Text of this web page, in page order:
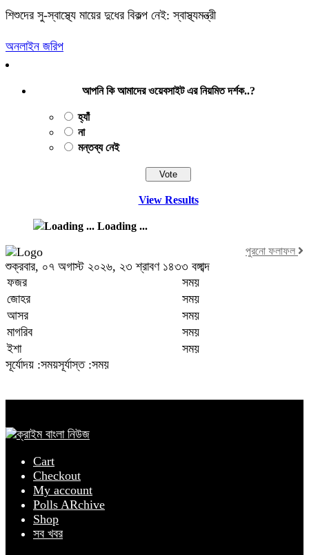
শিশুদের সু-স্বাস্থ্যে মায়ের দুধের বিকল্প নেই: স্বাস্থ্যমন্ত্রী
অনলাইন জরিপ
আপনি কি আমাদের ওয়েবসাইট এর নিয়মিত দর্শক..?
হ্যাঁ
না
মন্তব্য নেই
View Results
Loading ...
পুরনো ফলাফল
শুক্রবার, ০৭ অগাস্ট ২০২৬, ২৩ শ্রাবণ ১৪৩৩ বঙ্গাব্দ
ফজর
সময়
জোহর
সময়
আসর
সময়
মাগরিব
সময়
ইশা
সময়
সূর্যোদয় :সময়সূর্যাস্ত :সময়
Cart
Checkout
My account
Polls ARchive
Shop
সব খবর